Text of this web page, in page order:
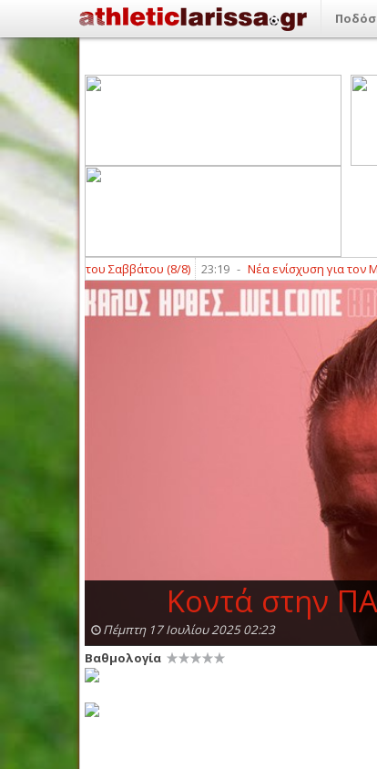
του Σαββάτου (8/8) 23:19 - Νέα ενίσχυση για τον
Κοντά στην
Πέμπτη 17 Ιουλίου 2025 02:23
Βαθμολογία